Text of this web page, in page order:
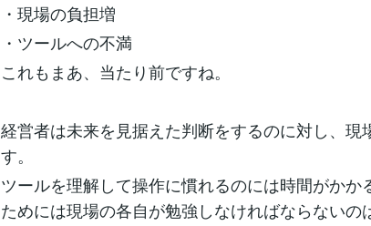
・現場の負担増
・ツールへの不満
これもまあ、当たり前ですね。
経営者は未来を見据えた判断をするのに対し、現
す。
ツールを理解して操作に慣れるのには時間がか
ためには現場の各自が勉強しなければならないの